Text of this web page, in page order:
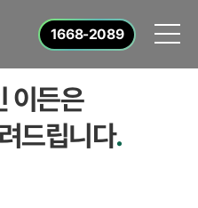
1668-2089
이든은
드립니다.